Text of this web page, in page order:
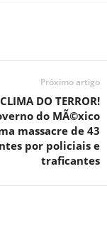
Próximo artigo
DO TERROR!
do MÃ©xico
massacre de 43
por policiais e
traficantes